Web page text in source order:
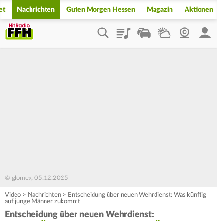
Nachrichten Guten Morgen Hessen Magazin Aktionen
PlaylistStaupilotWetterWebcam
© glomex, 05.12.2025
Video > Nachrichten > Entscheidung über neuen Wehrdienst: Was künftig
auf junge Männer zukommt
Entscheidung über neuen Wehrdienst: